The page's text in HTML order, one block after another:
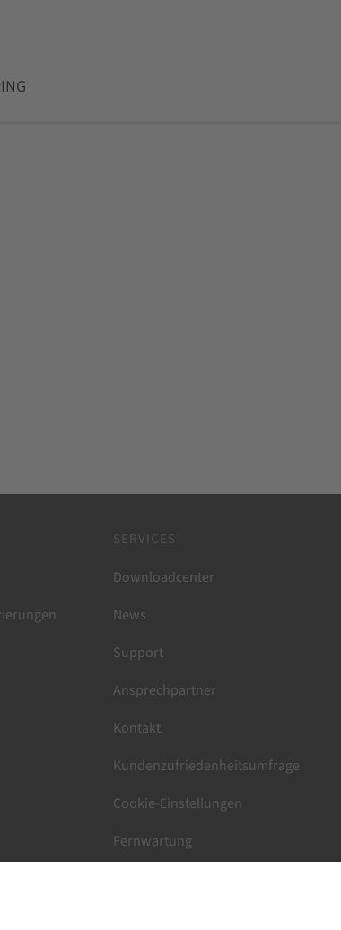
SERVICES
Downloadcenter
News
Support
Ansprechpartner
Kontakt
Kundenzufriedenheitsumfrage
Cookie-Einstellungen
Fernwartung